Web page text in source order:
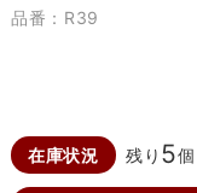
品番：R39
在庫状況 残り 5個